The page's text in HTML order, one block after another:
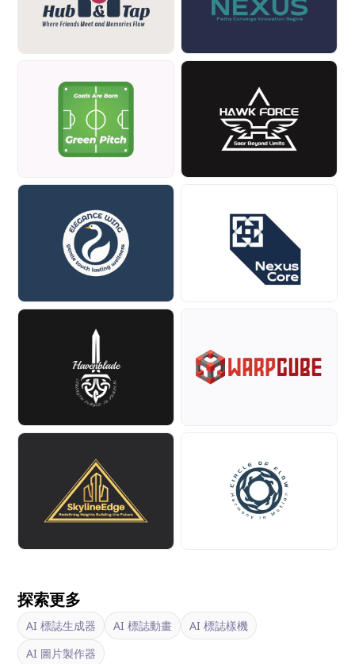
探索更多
AI 標誌生成器 AI 標誌動畫
AI 標誌樣機
AI 圖片製作器